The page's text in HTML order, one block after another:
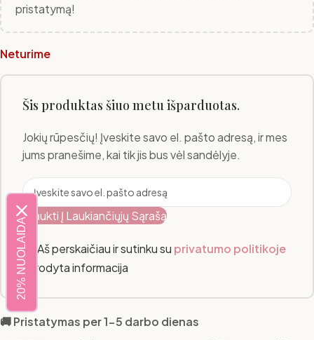
pristatymą!
Neturime
Šis produktas šiuo metu išparduotas.
Jokių rūpesčių! Įveskite savo el. pašto adresą, ir mes
jums pranešime, kai tik jis bus vėl sandėlyje.
Įtraukti Į Laukiančiųjų Sąrašą
Aš perskaičiau ir sutinku su privatumo politikoje
nurodyta informacija
🚚 Pristatymas per 1-5 darbo dienas
20% NUOLAIDA